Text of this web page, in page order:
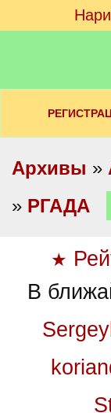
Архивы »
» РГАДА
★
В